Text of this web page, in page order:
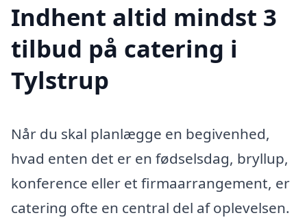
Indhent altid mindst 3
tilbud på catering i
Tylstrup
Når du skal planlægge en begivenhed,
hvad enten det er en fødselsdag, bryllup,
konference eller et firmaarrangement, er
catering ofte en central del af oplevelsen.